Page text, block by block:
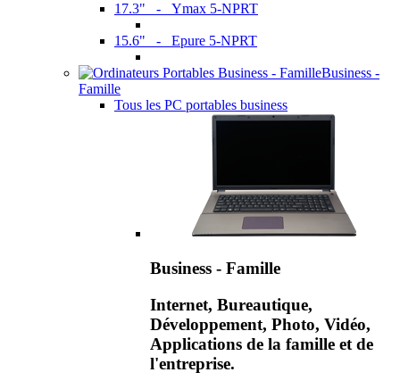
17.3" - Ymax 5-NPRT
15.6" - Epure 5-NPRT
Business -
Famille
Tous les PC portables business
Business - Famille
Internet, Bureautique,
Développement, Photo, Vidéo,
Applications de la famille et de
l'entreprise.